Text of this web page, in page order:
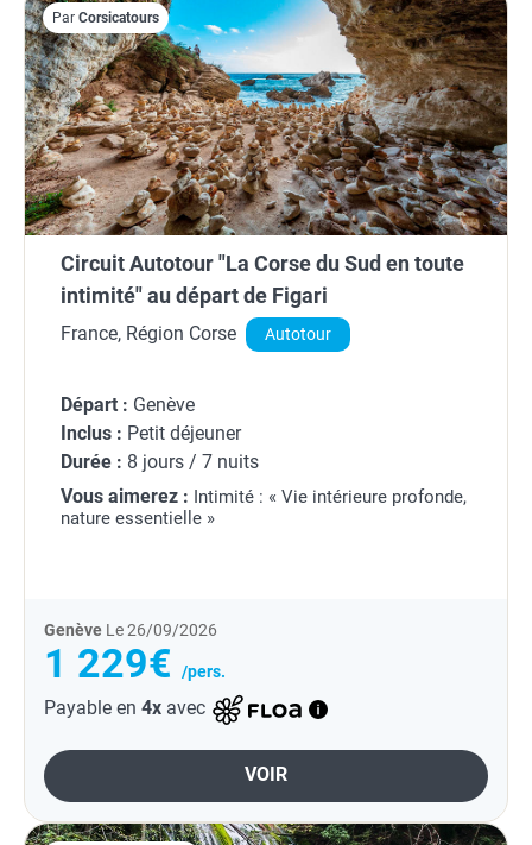
Par Corsicatours
Circuit Autotour "La Corse du Sud en toute
intimité" au départ de Figari
France, Région Corse Autotour
Départ : Genève
Inclus : Petit déjeuner
Durée : 8 jours / 7 nuits
Vous aimerez : Intimité : « Vie intérieure profonde,
nature essentielle »
Genève Le 26/09/2026
1 229€ /pers.
Payable en 4x avec
VOIR